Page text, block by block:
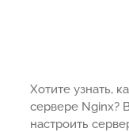
Хотите узнать,
сервере Nginx?
настроить